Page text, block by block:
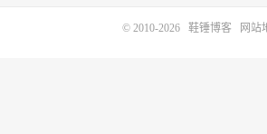
© 2010-2026 鞋锤博客 网站